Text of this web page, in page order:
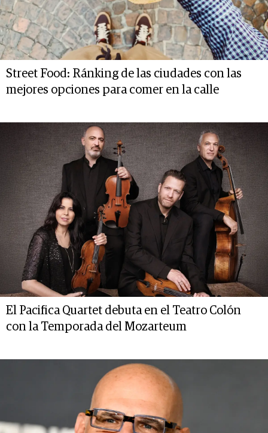
Street Food: Ránking de las ciudades con las
mejores opciones para comer en la calle
El Pacifica Quartet debuta en el Teatro Colón
con la Temporada del Mozarteum